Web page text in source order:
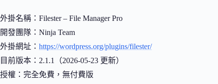
外掛名稱：Filester – File Manager Pro
開發團隊：Ninja Team
外掛網址： https://wordpress.org/plugins/filester/
目前版本：2.1.1（2026-05-23 更新）
授權：完全免費，無付費版